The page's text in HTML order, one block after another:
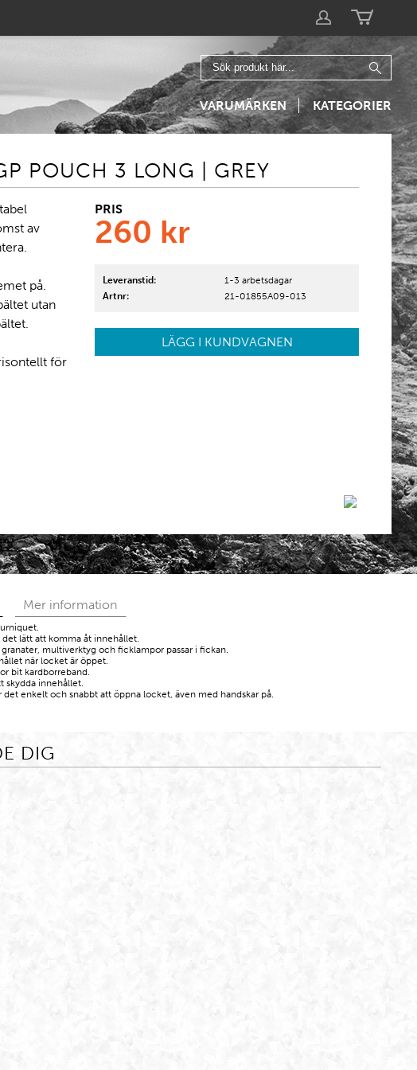
VARUMÄRKEN KATEGORIER
POUCH 3 LONG | GREY
av
på.
utan
för
PRIS
260 kr
Leveranstid:
1-3 arbetsdagar
Artnr:
21-01855A09-013
LÄGG I KUNDVAGNEN
Mer information
lätt att komma åt innehållet.
multiverktyg och ficklampor passar i fickan.
när locket är öppet.
bit kardborreband.
skydda innehållet.
det enkelt och snabbt att öppna locket, även med handskar på.
DIG